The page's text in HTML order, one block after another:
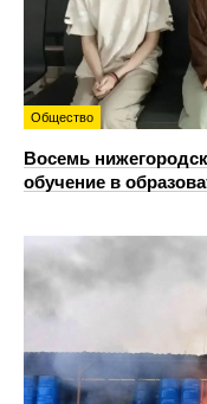
Общество
Восемь
обучение в